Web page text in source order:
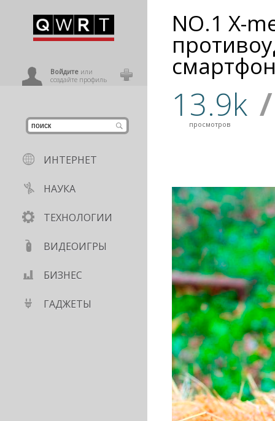
Войдитеили
создайте профиль
ИНТЕРНЕТ
НАУКА
ТЕХНОЛОГИИ
ВИДЕОИГРЫ
БИЗНЕС
ГАДЖЕТЫ
NO.1 X-
13.9k
просмотров /